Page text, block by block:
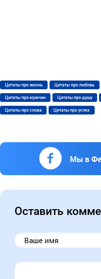
Цитаты про жизнь Цитаты про любовь
Цитаты про мужчин Цитаты про душу
Цитаты про слова Цитаты про успех
Мы в
Оставить